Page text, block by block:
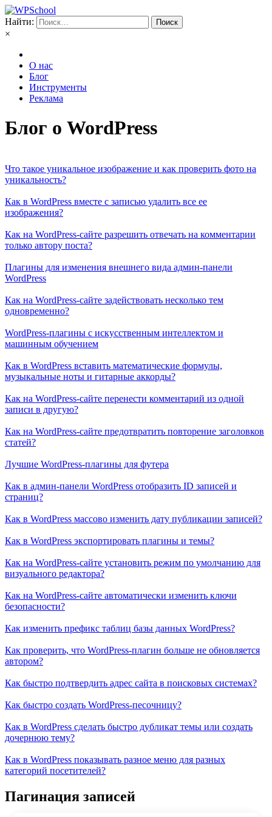
Найти:
×
О нас
Блог
Инструменты
Реклама
Блог о WordPress
Что такое уникальное изображение и как проверить фото на
уникальность?
Как в WordPress вместе с записью удалить все ее
изображения?
Как на WordPress-сайте разрешить отвечать на комментарии
только автору поста?
Плагины для изменения внешнего вида админ-панели
WordPress
Как на WordPress-сайте задействовать несколько тем
одновременно?
WordPress-плагины с искусственным интеллектом и
машинным обучением
Как в WordPress вставить математические формулы,
музыкальные ноты и гитарные аккорды?
Как на WordPress-сайте перенести комментарий из одной
записи в другую?
Как на WordPress-сайте предотвратить повторение заголовков
статей?
Лучшие WordPress-плагины для футера
Как в админ-панели WordPress отобразить ID записей и
страниц?
Как в WordPress массово изменить дату публикации записей?
Как в WordPress экспортировать плагины и темы?
Как на WordPress-сайте установить режим по умолчанию для
визуального редактора?
Как на WordPress-сайте автоматически изменить ключи
безопасности?
Как изменить префикс таблиц базы данных WordPress?
Как проверить, что WordPress-плагин больше не обновляется
автором?
Как быстро подтвердить адрес сайта в поисковых системах?
Как быстро создать WordPress-песочницу?
Как в WordPress сделать быстро дубликат темы или создать
дочернюю тему?
Как в WordPress показывать разное меню для разных
категорий посетителей?
Пагинация записей